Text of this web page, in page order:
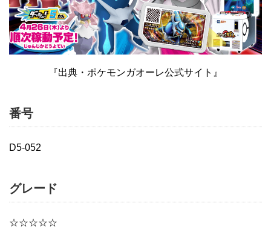
『出典・ポケモンガオーレ公式サイト』
番号
D5-052
グレード
☆☆☆☆☆